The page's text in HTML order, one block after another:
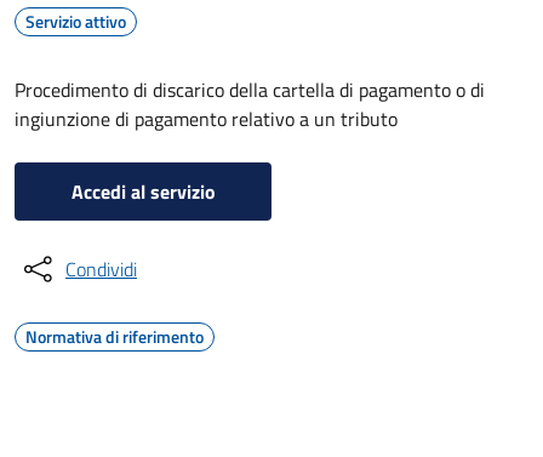
Servizio attivo
Procedimento di discarico della cartella di pagamento o di
ingiunzione di pagamento relativo a un tributo
Accedi al servizio
Condividi
Normativa di riferimento